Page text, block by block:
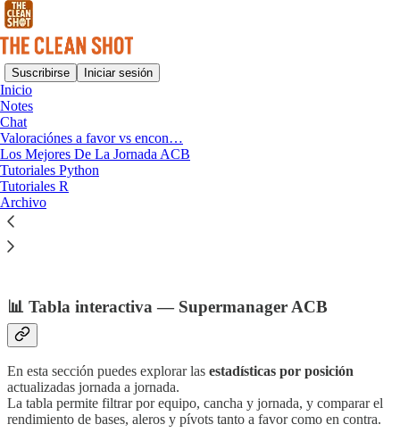
Suscribirse Iniciar sesión
Inicio
Notes
Chat
Valoraciónes a favor vs encon…
Los Mejores De La Jornada ACB
Tutoriales Python
Tutoriales R
Archivo
Lee sin distracciones en Substack
Tabla Valoración en contra y a favor ACB
25/26
📊 Tabla interactiva — Supermanager ACB
En esta sección puedes explorar las estadísticas por posición
actualizadas jornada a jornada.
La tabla permite filtrar por equipo, cancha y jornada, y comparar el
rendimiento de bases, aleros y pívots tanto a favor como en contra.